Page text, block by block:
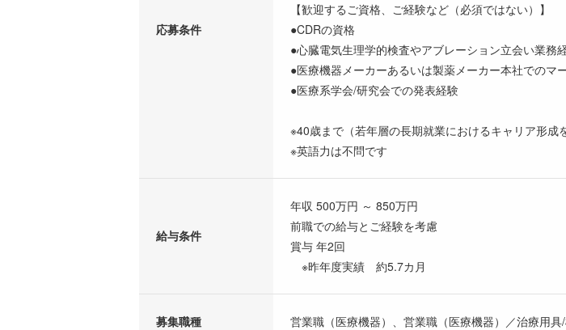
応募条件
【歓迎するご資格、ご経験など（必須ではない）】
●CDRの資格
●心臓電気生理学的検査やアブレーション立会い業務
●医療機器メーカーあるいは製薬メーカー本社でのマ
●医療系学会/研究会での発表経験
※40歳まで（若年層の長期就業におけるキャリア形成
※英語力は不問です
給与条件
年収 500万円 ～ 850万円
前職での給与とご経験を考慮
賞与 年2回
※昨年度実績 約5.7カ月
募集職種 営業職（医療機器）、営業職（医療機器）／治療用具/